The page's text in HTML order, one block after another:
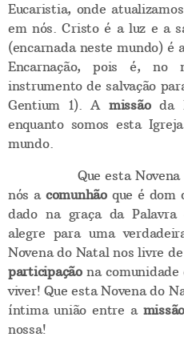
Eucaristia, onde
em nós. Cristo é a luz e a
(encarnada neste mundo) é
Encarnação, pois é,
instrumento de salvação
Gentium 1). A missãoda
enquanto somos esta
mundo.
Que esta Novena do
nós a comunhãoque é dom
dado na graça da
alegre para uma
Novena do Natal nos livre
participaçãona comunidade
viver! Que esta Novena do
íntima união entre a
nossa!